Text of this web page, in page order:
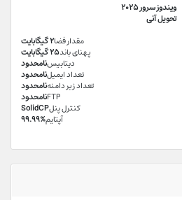
ویندوز سرور 2025
تحویل آنی
2 گیگابایتمقدار فضا
25 گیگابایتپهنای باند
نامحدوددیتابیس
نامحدودتعداد ایمیل
نامحدودتعداد زیر دامنه
نامحدودFTP
SolidCPکنترل پنل
99.99%آپتایم